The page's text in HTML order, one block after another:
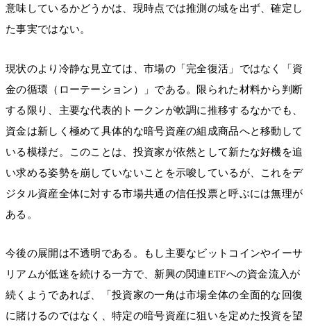
意味しているかどうかは、現時点では推測の域を出ず、確定し
た事実ではない。
現状のより冷静な見立ては、市場の「完全復活」ではなく「資
金の循環（ローテーション）」である。限られた材料から判断
する限り、主要な代表的トークンが軟調に推移するなかでも、
資金は新しく極めて具体的な暗号資産の組成商品へと移動して
いる模様だ。このことは、投資家が依然として新たな好機を追
い求める姿勢を崩していないことを示唆しているが、これをデ
ジタル資産全体に対する市場共通の信任投票と呼ぶには無理が
ある。
今後の展開は不透明である。もし主要なビットコインやイーサ
リアムが低迷を続ける一方で、新興の関連ETFへの資金流入が
続くようであれば、「投資家の一角は市場全体の全面的な回復
に賭けるのではなく、特定の暗号資産に狙いを定めた投資を望